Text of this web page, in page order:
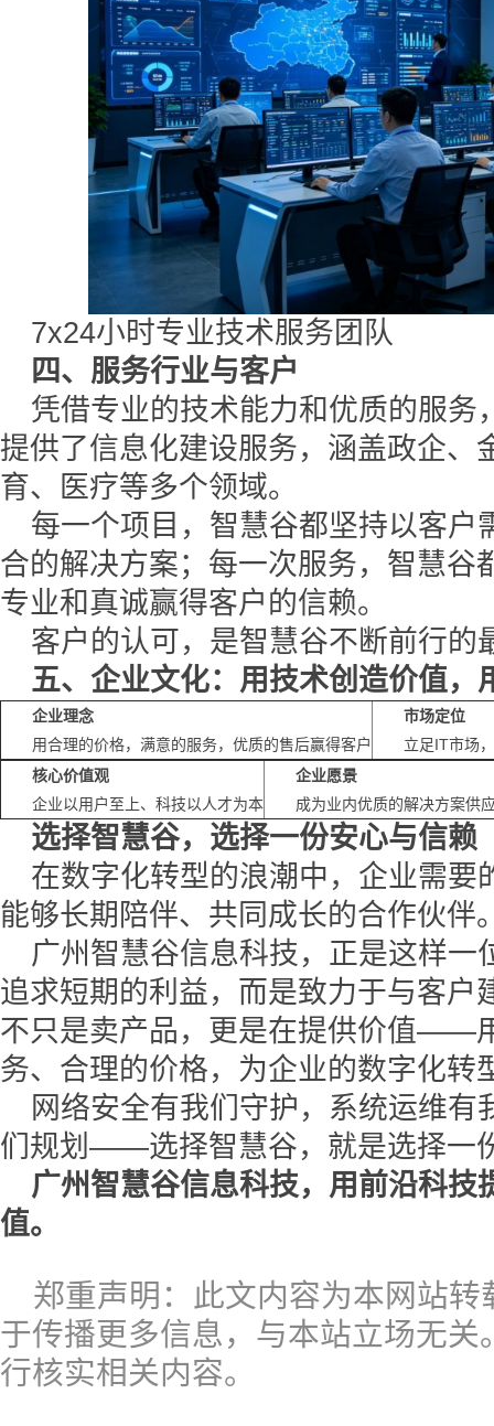
7x24小时专业技术服务团队
四、服务行业与客户
凭借专业的技术能力和优质的服务
提供了信息化建设服务，涵盖政企、
育、医疗等多个领域。
每一个项目，智慧谷都坚持以客户
合的解决方案；每一次服务，智慧谷
专业和真诚赢得客户的信赖。
客户的认可，是智慧谷不断前行的
五、企业文化：用技术创造价值，
企业理念
用合理的价格，满意的服务，优质的售后赢得客户
市场定位
立足IT市场
核心价值观
企业以用户至上、科技以人才为本
企业愿景
成为业内优质的解决方案供
选择智慧谷，选择一份安心与信赖
在数字化转型的浪潮中，企业需要
能够长期陪伴、共同成长的合作伙伴
广州智慧谷信息科技，正是这样一
追求短期的利益，而是致力于与客户
不只是卖产品，更是在提供价值——
务、合理的价格，为企业的数字化转
网络安全有我们守护，系统运维有
们规划——选择智慧谷，就是选择一
广州智慧谷信息科技，用前沿科技
值。
郑重声明：此文内容为本网站
于传播更多信息，与本站立场无
行核实相关内容。